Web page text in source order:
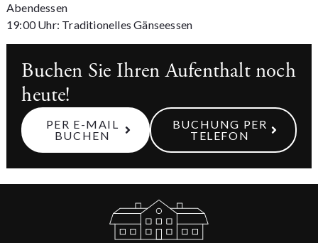
Abendessen
19:00 Uhr: Traditionelles Gänseessen
Buchen Sie Ihren Aufenthalt noch
heute!
PER E-MAIL
BUCHEN
BUCHUNG PER
TELEFON